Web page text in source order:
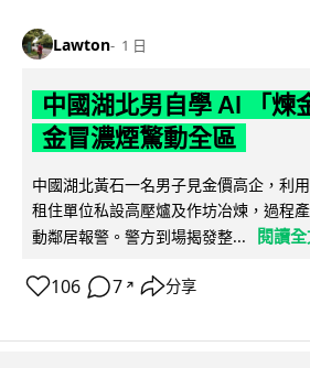
Lawton 1 日
中國湖北男自學 AI 「煉
金冒濃煙驚動全區
中國湖北黃石一名男子見金價高企，利
租住單位私設高壓爐及作坊冶煉，過程
動鄰居報警。警方到場揭發整...
閱讀
106 7 ↗ 分享